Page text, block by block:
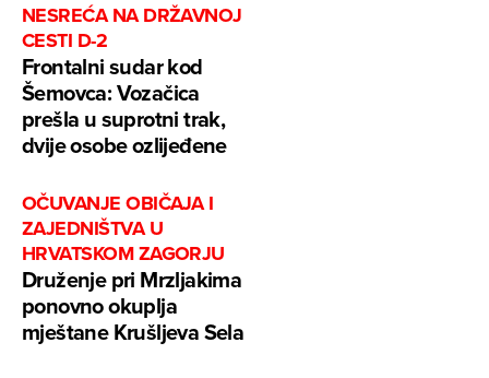
NESREĆA NA DRŽAVNOJ
CESTI D-2
Frontalni sudar kod
Šemovca: Vozačica
prešla u suprotni trak,
dvije osobe ozlijeđene
OČUVANJE OBIČAJA I
ZAJEDNIŠTVA U
HRVATSKOM ZAGORJU
Druženje pri Mrzljakima
ponovno okuplja
mještane Krušljeva Sela